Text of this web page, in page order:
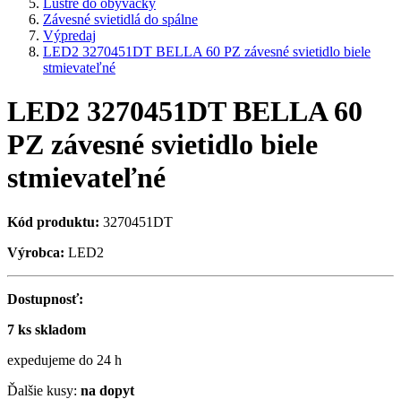
Lustre do obývačky
Závesné svietidlá do spálne
Výpredaj
LED2 3270451DT BELLA 60 PZ závesné svietidlo biele
stmievateľné
LED2 3270451DT BELLA 60
PZ závesné svietidlo biele
stmievateľné
Kód produktu: 3270451DT
Výrobca: LED2
Dostupnosť:
7 ks skladom
expedujeme do 24 h
Ďalšie kusy: na dopyt